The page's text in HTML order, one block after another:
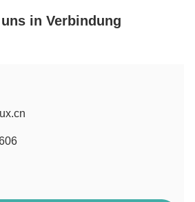
in Verbindung